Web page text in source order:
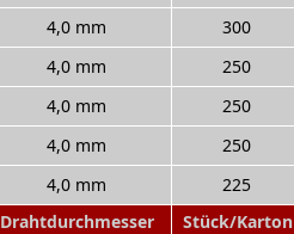
Drahtdurchmesser Stück/Karton
4,0 mm 300
4,0 mm 250
4,0 mm 250
4,0 mm 250
4,0 mm 225